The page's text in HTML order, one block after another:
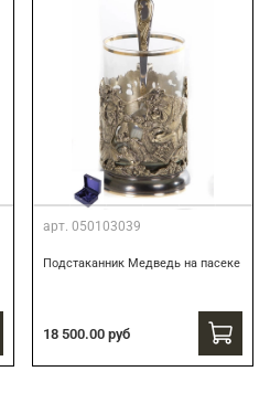
арт. 050103039
Подстаканник Медведь на пасеке
18 500.00 руб